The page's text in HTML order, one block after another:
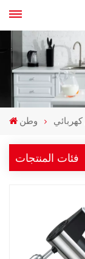
وطن
فئات المنتجات